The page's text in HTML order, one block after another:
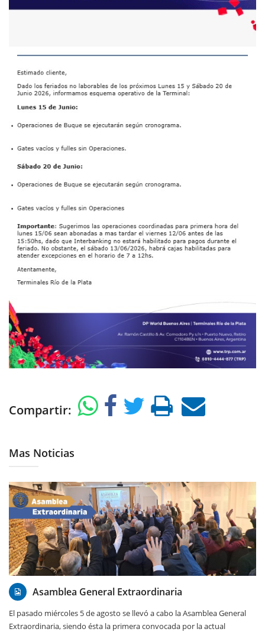
Compartir:
Mas Noticias
07/08/2026
Asamblea General Extraordinaria
El pasado miércoles 5 de agosto se llevó a cabo la Asamblea General
Extraordinaria, siendo ésta la primera convocada por la actual